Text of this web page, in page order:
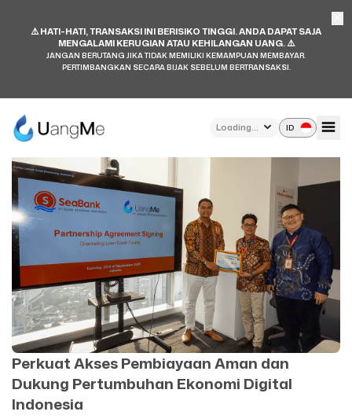
⚠️ HATI-HATI, TRANSAKSI INI BERISIKO TINGGI. ANDA DAPAT SAJA
MENGALAMI KERUGIAN ATAU KEHILANGAN UANG. ⚠️
JANGAN BERUTANG JIKA TIDAK MEMILIKI KEMAMPUAN MEMBAYAR.
PERTIMBANGKAN SECARA BIJAK SEBELUM BERTRANSAKSI.
Loading... ID
UangMe Resmi Menjalin Kerja Sama dengan
SeaBank Senilai Rp100 Miliar
23 September 2025
Perkuat Akses Pembiayaan Aman dan
Dukung Pertumbuhan Ekonomi Digital
Indonesia